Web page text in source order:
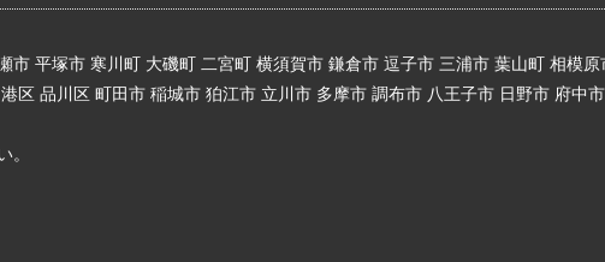
市 平塚市 寒川町 大磯町 二宮町 横須賀市 鎌倉市 逗子市 三浦市 葉山町 相模
区 品川区 町田市 稲城市 狛江市 立川市 多摩市 調布市 八王子市 日野市 府中
。